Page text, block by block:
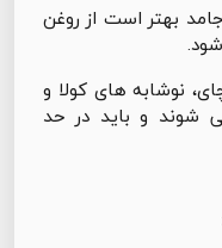
بهتر است از روغن
نوشابه های کولا و
شوند و باید در حد